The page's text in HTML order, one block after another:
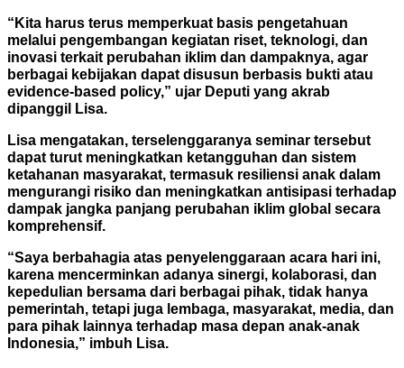
“Kita harus terus memperkuat basis pengetahuan
melalui pengembangan kegiatan riset, teknologi, dan
inovasi terkait perubahan iklim dan dampaknya, agar
berbagai kebijakan dapat disusun berbasis bukti atau
evidence-based policy,” ujar Deputi yang akrab
dipanggil Lisa.
Lisa mengatakan, terselenggaranya seminar tersebut
dapat turut meningkatkan ketangguhan dan sistem
ketahanan masyarakat, termasuk resiliensi anak dalam
mengurangi risiko dan meningkatkan antisipasi terhadap
dampak jangka panjang perubahan iklim global secara
komprehensif.
“Saya berbahagia atas penyelenggaraan acara hari ini,
karena mencerminkan adanya sinergi, kolaborasi, dan
kepedulian bersama dari berbagai pihak, tidak hanya
pemerintah, tetapi juga lembaga, masyarakat, media, dan
para pihak lainnya terhadap masa depan anak-anak
Indonesia,” imbuh Lisa.